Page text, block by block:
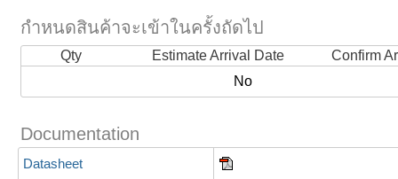
กำหนดสินค้าจะเข้าในครั้งถัดไป
Qty Estimate Arrival Date
Confirm
No
Documentation
Datasheet